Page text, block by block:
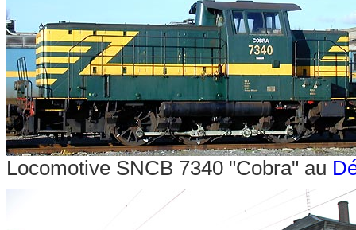
Locomotive SNCB 7340 "Cobra" au